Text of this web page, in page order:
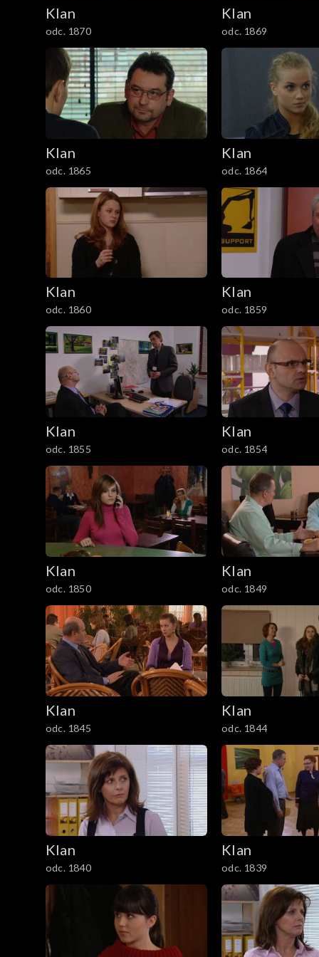
2001–2100
1901–2000
1801–1900
1701–1800
1601–1700
1501–1600
1401–1500
1301–1400
1101–1200
1001–1100
901–1000
801–900
701–800
601–700
501–600
401–500
301–400
201–300
101–200
1–100
Klan
odc. 1870
Klan
odc. 1869
Klan
odc. 1865
Klan
odc. 1864
Klan
odc. 1860
Klan
odc. 1859
Klan
odc. 1855
Klan
odc. 1854
Klan
odc. 1850
Klan
odc. 1849
Klan
odc. 1845
Klan
odc. 1844
Klan
odc. 1840
Klan
odc. 1839